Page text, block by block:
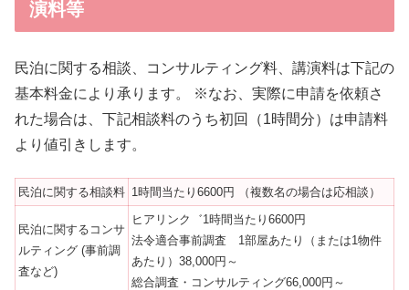
演料等
民泊に関する相談、コンサルティング料、講演料は下記の
基本料金により承ります。 ※なお、実際に申請を依頼さ
れた場合は、下記相談料のうち初回（1時間分）は申請料
より値引きします。
民泊に関する相談料 1時間当たり6600円 （複数名の場合は応相談）
民泊に関するコンサ
ルティング (事前調
査など)
ヒアリンク゛1時間当たり6600円
法令適合事前調査 1部屋あたり（または1物件
あたり）38,000円～
総合調査・コンサルティング66,000円～